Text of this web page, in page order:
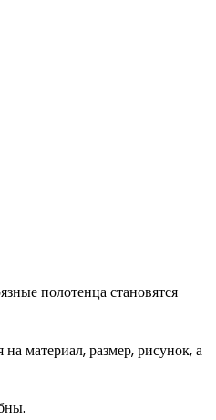
полотенца становятся
материал, размер, рисунок, а